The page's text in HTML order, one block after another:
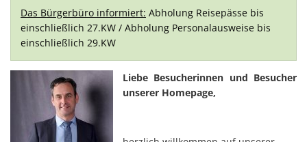
Das Bürgerbüro informiert: Abholung Reisepässe bis
einschließlich 27.KW / Abholung Personalausweise bis
einschließlich 29.KW
Liebe Besucherinnen und Besucher
unserer Homepage,